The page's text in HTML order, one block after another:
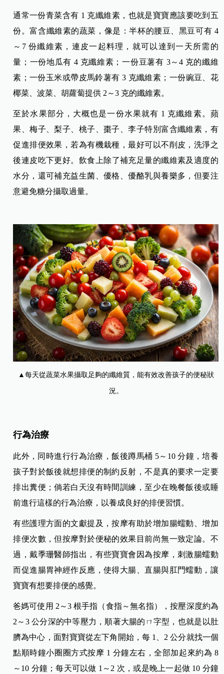
通常一份青菜含有 1 克纖維素，也就是寶寶應該要吃到五
份。富含纖維素的蔬菜，像是：半杯的腰豆、黑豆可有 4
～7 份纖維素，連皮一起料理，就可以達到一天所需的
量；一份地瓜有 4 克纖維素；一份豆薯有 3～4 克的纖維
素；一份玉米或帶皮馬鈴薯有 3 克纖維素；一份豌豆、花
椰菜、波菜、胡蘿蔔提供 2～3 克的纖維素。
至於水果部分，大概也是一份水果就有 1 克纖維素。蘋
果、梅子、梨子、桃子、棗子、李子特別富含纖維素，有
促進排便效果，若為有機栽種，最好可以不削皮，洗淨之
後連皮吃下更好。 飲食上除了補充足量的纖維素及適度的
水分，還可補充益生菌、優格、優酪乳與養樂多，但要注
意避免糖分攝取過量。
▲每天從蔬菜水果攝取足夠的纖維質，能有效改善孩子的便秘狀
況。
行為治療
此外，同時進行行為治療，飯後蹲馬桶 5～10 分鐘，培養
孩子對於飯後就想排便的制約反射，不是真的要求一定要
排出糞便；倘若白天沒有時間訓練，至少在晚餐飯後或睡
前進行這樣的行為治療，以養成良好的排便習慣。
有些護理方面的文獻提及，按摩有助於增加腸蠕動、增加
排便次數，但按摩對於便秘的效果目前尚無一致定論。不
過，戴季珊醫師指出，有些寶寶會因為按摩，刺激腸蠕動
而促進腸胃神經作反應，使得大腸、直腸與肛門蠕動，讓
寶寶有想要排便的感覺。
爸媽可使用 2～3 根手指（食指～無名指），按壓深度約為
2～3 公分深的中等壓力，順著大腸的ㄇ字型，也就是以肚
臍為中心，面對寶寶從左下角開始，每 1、2 公分就找一個
點順時鐘小圈圈方式按摩 1 分鐘左右，全部加起來約為 8
～10 分鐘；每天可以做 1～2 次，或是晚上一起做 10 分鐘